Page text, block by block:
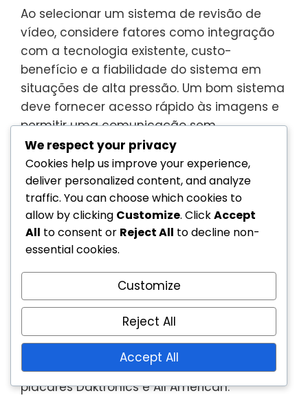
Ao selecionar um sistema de revisão de
vídeo, considere fatores como integração
com a tecnologia existente, custo-
benefício e a fiabilidade do sistema em
situações de alta pressão. Um bom sistema
deve fornecer acesso rápido às imagens e
permitir uma comunicação sem
interrupções entre os árbitros.
Revisões comparativas de
placares eletrónicos
Os placares eletrónicos são essenciais para
acompanhar as pontuações e estatísticas
do jogo no basquetebol em cadeira de
rodas. Ao comparar placares, procure
características como atualizações em
tempo real, fácil visibilidade e
compatibilidade com outras tecnologias de
arbitragem. Opções populares incluem os
placares Daktronics e All American.
We respect your privacy
Cookies help us improve your experience,
deliver personalized content, and analyze
traffic. You can choose which cookies to
allow by clicking Customize. ClickAccept
All to consent or Reject All to decline non-
essential cookies.
Customize
Reject All
Accept All